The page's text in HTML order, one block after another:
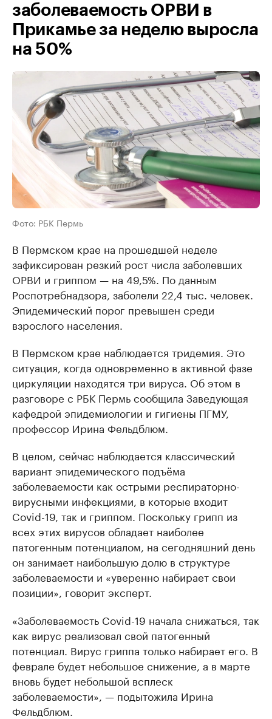
заболеваемость ОРВИ в
Прикамье за неделю выросла
на 50%
Фото: РБК Пермь
В Пермском крае на прошедшей неделе
зафиксирован резкий рост числа заболевших
ОРВИ и гриппом — на 49,5%. По данным
Роспотребнадзора, заболели 22,4 тыс. человек.
Эпидемический порог превышен среди
взрослого населения.
В Пермском крае наблюдается тридемия. Это
ситуация, когда одновременно в активной фазе
циркуляции находятся три вируса. Об этом в
разговоре с РБК Пермь сообщила Заведующая
кафедрой эпидемиологии и гигиены ПГМУ,
профессор Ирина Фельдблюм.
В целом, сейчас наблюдается классический
вариант эпидемического подъёма
заболеваемости как острыми респираторно-
вирусными инфекциями, в которые входит
Covid-19, так и гриппом. Поскольку грипп из
всех этих вирусов обладает наиболее
патогенным потенциалом, на сегодняшний день
он занимает наибольшую долю в структуре
заболеваемости и «уверенно набирает свои
позиции», говорит эксперт.
«Заболеваемость Covid-19 начала снижаться, так
как вирус реализовал свой патогенный
потенциал. Вирус гриппа только набирает его. В
феврале будет небольшое снижение, а в марте
вновь будет небольшой всплеск
заболеваемости», — подытожила Ирина
Фельдблюм.